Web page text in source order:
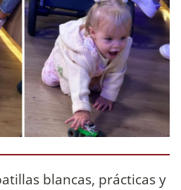
blancas, prácticas y